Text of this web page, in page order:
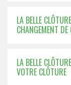
LA BELLE
CHANGEMENT
LA BELLE
VOTRE CLÔTURE